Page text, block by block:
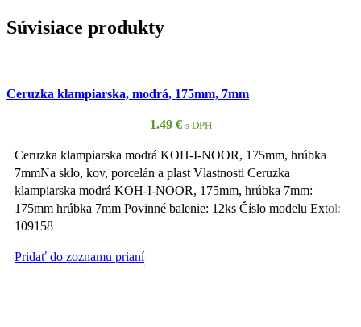
Súvisiace produkty
Ceruzka klampiarska, modrá, 175mm, 7mm
1.49 € s DPH
Ceruzka klampiarska modrá KOH-I-NOOR, 175mm, hrúbka
7mmNa sklo, kov, porcelán a plast Vlastnosti Ceruzka
klampiarska modrá KOH-I-NOOR, 175mm, hrúbka 7mm:
175mm hrúbka 7mm Povinné balenie: 12ks Číslo modelu Extol:
109158
Pridať do zoznamu prianí